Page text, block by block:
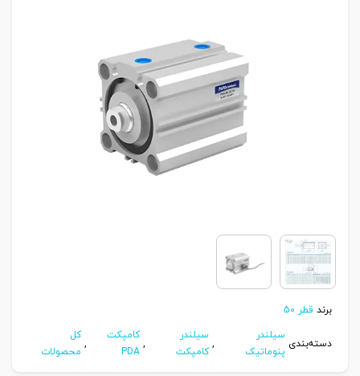
برند قطر 50
دسته‌بندی سیلندر
پنوماتیک
, سیلندر
کامپکت
,کامپکت
PDA
,کل
محصولات